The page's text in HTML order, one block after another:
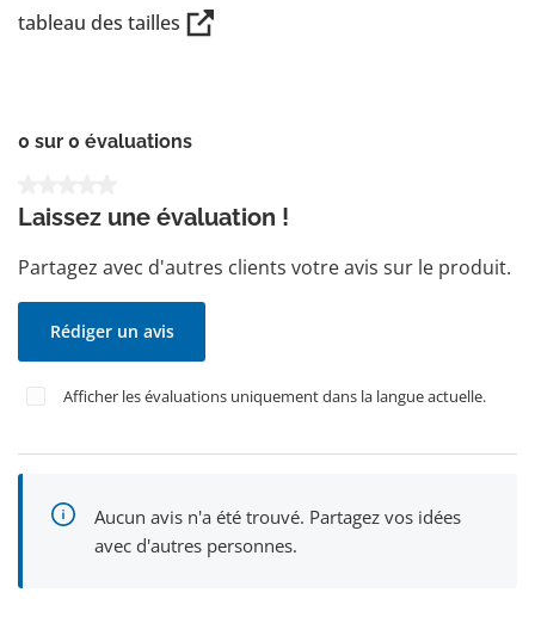
tableau des tailles
0 sur 0 évaluations
Laissez une évaluation !
Partagez avec d'autres clients votre avis sur le produit.
Rédiger un avis
Afficher les évaluations uniquement dans la langue actuelle.
Aucun avis n'a été trouvé. Partagez vos idées
avec d'autres personnes.